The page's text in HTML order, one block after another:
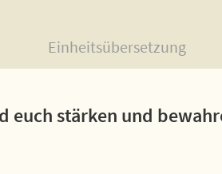
Einheitsübersetzung
stärken und